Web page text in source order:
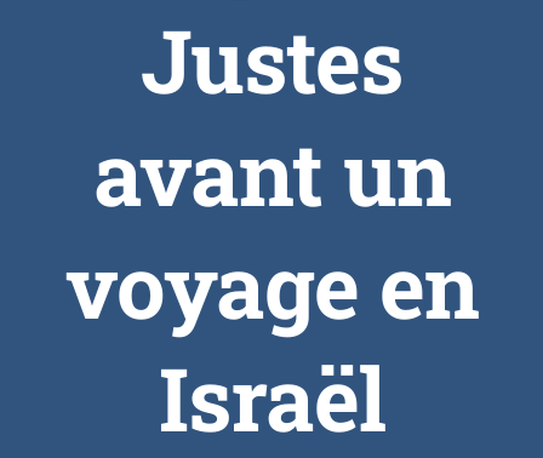
Justes
avant un
voyage en
Israël